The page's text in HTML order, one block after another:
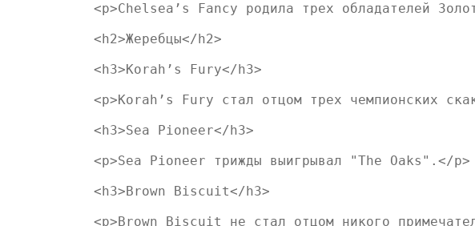
<p>Chelsea’s Fancy родила трех обладателей
   <h2>Жеребцы</h2>
   <h3>Korah’s Fury</h3>
<p>Korah’s Fury стал отцом трех чемпионских
   <h3>Sea Pioneer</h3>
   <p>Sea Pioneer трижды выигрывал "The Oaks".</p>
   <h3>Brown Biscuit</h3>
<p>Brown Biscuit не стал отцом никого